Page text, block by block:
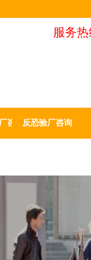
服务热
咨询反恐验厂咨询